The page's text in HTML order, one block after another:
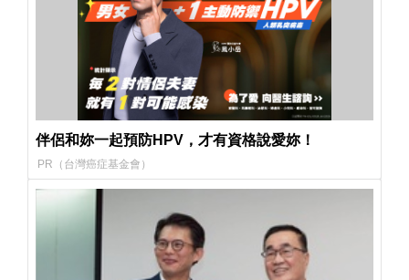
伴侶和妳一起預防HPV，才有資格說愛妳！
PR（台灣癌症基金會）